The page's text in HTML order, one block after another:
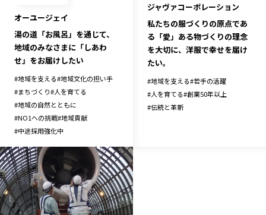
オーユージェイ
湯の道「お風呂」を通じて、
地域のみなさまに「しあわ
せ」をお届けしたい
#地域を支える#地域文化の担い手
#まちづくり#人を育てる
#地域の自然とともに
#NO1への挑戦#地域貢献
#中途採用強化中
ジャヴァコーポレーション
私たちの服づくりの原点であ
る「愛」ある物づくりの理念
を大切に、洋服で幸せを届け
たい。
#地域を支える#若手の活躍
#人を育てる#創業50年以上
#伝統と革新